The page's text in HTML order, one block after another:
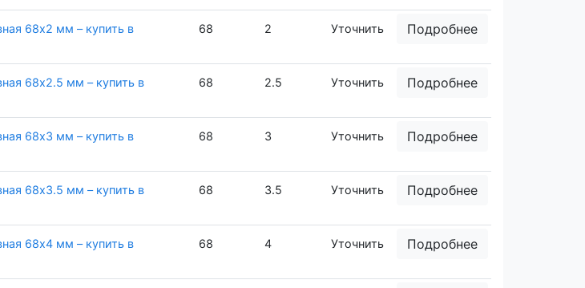
68х2 мм – купить в
68 2 Уточнить Подробнее
68х2.5 мм – купить в
68 2.5 Уточнить Подробнее
68х3 мм – купить в
68 3 Уточнить Подробнее
68х3.5 мм – купить в
68 3.5 Уточнить Подробнее
68х4 мм – купить в
68 4 Уточнить Подробнее